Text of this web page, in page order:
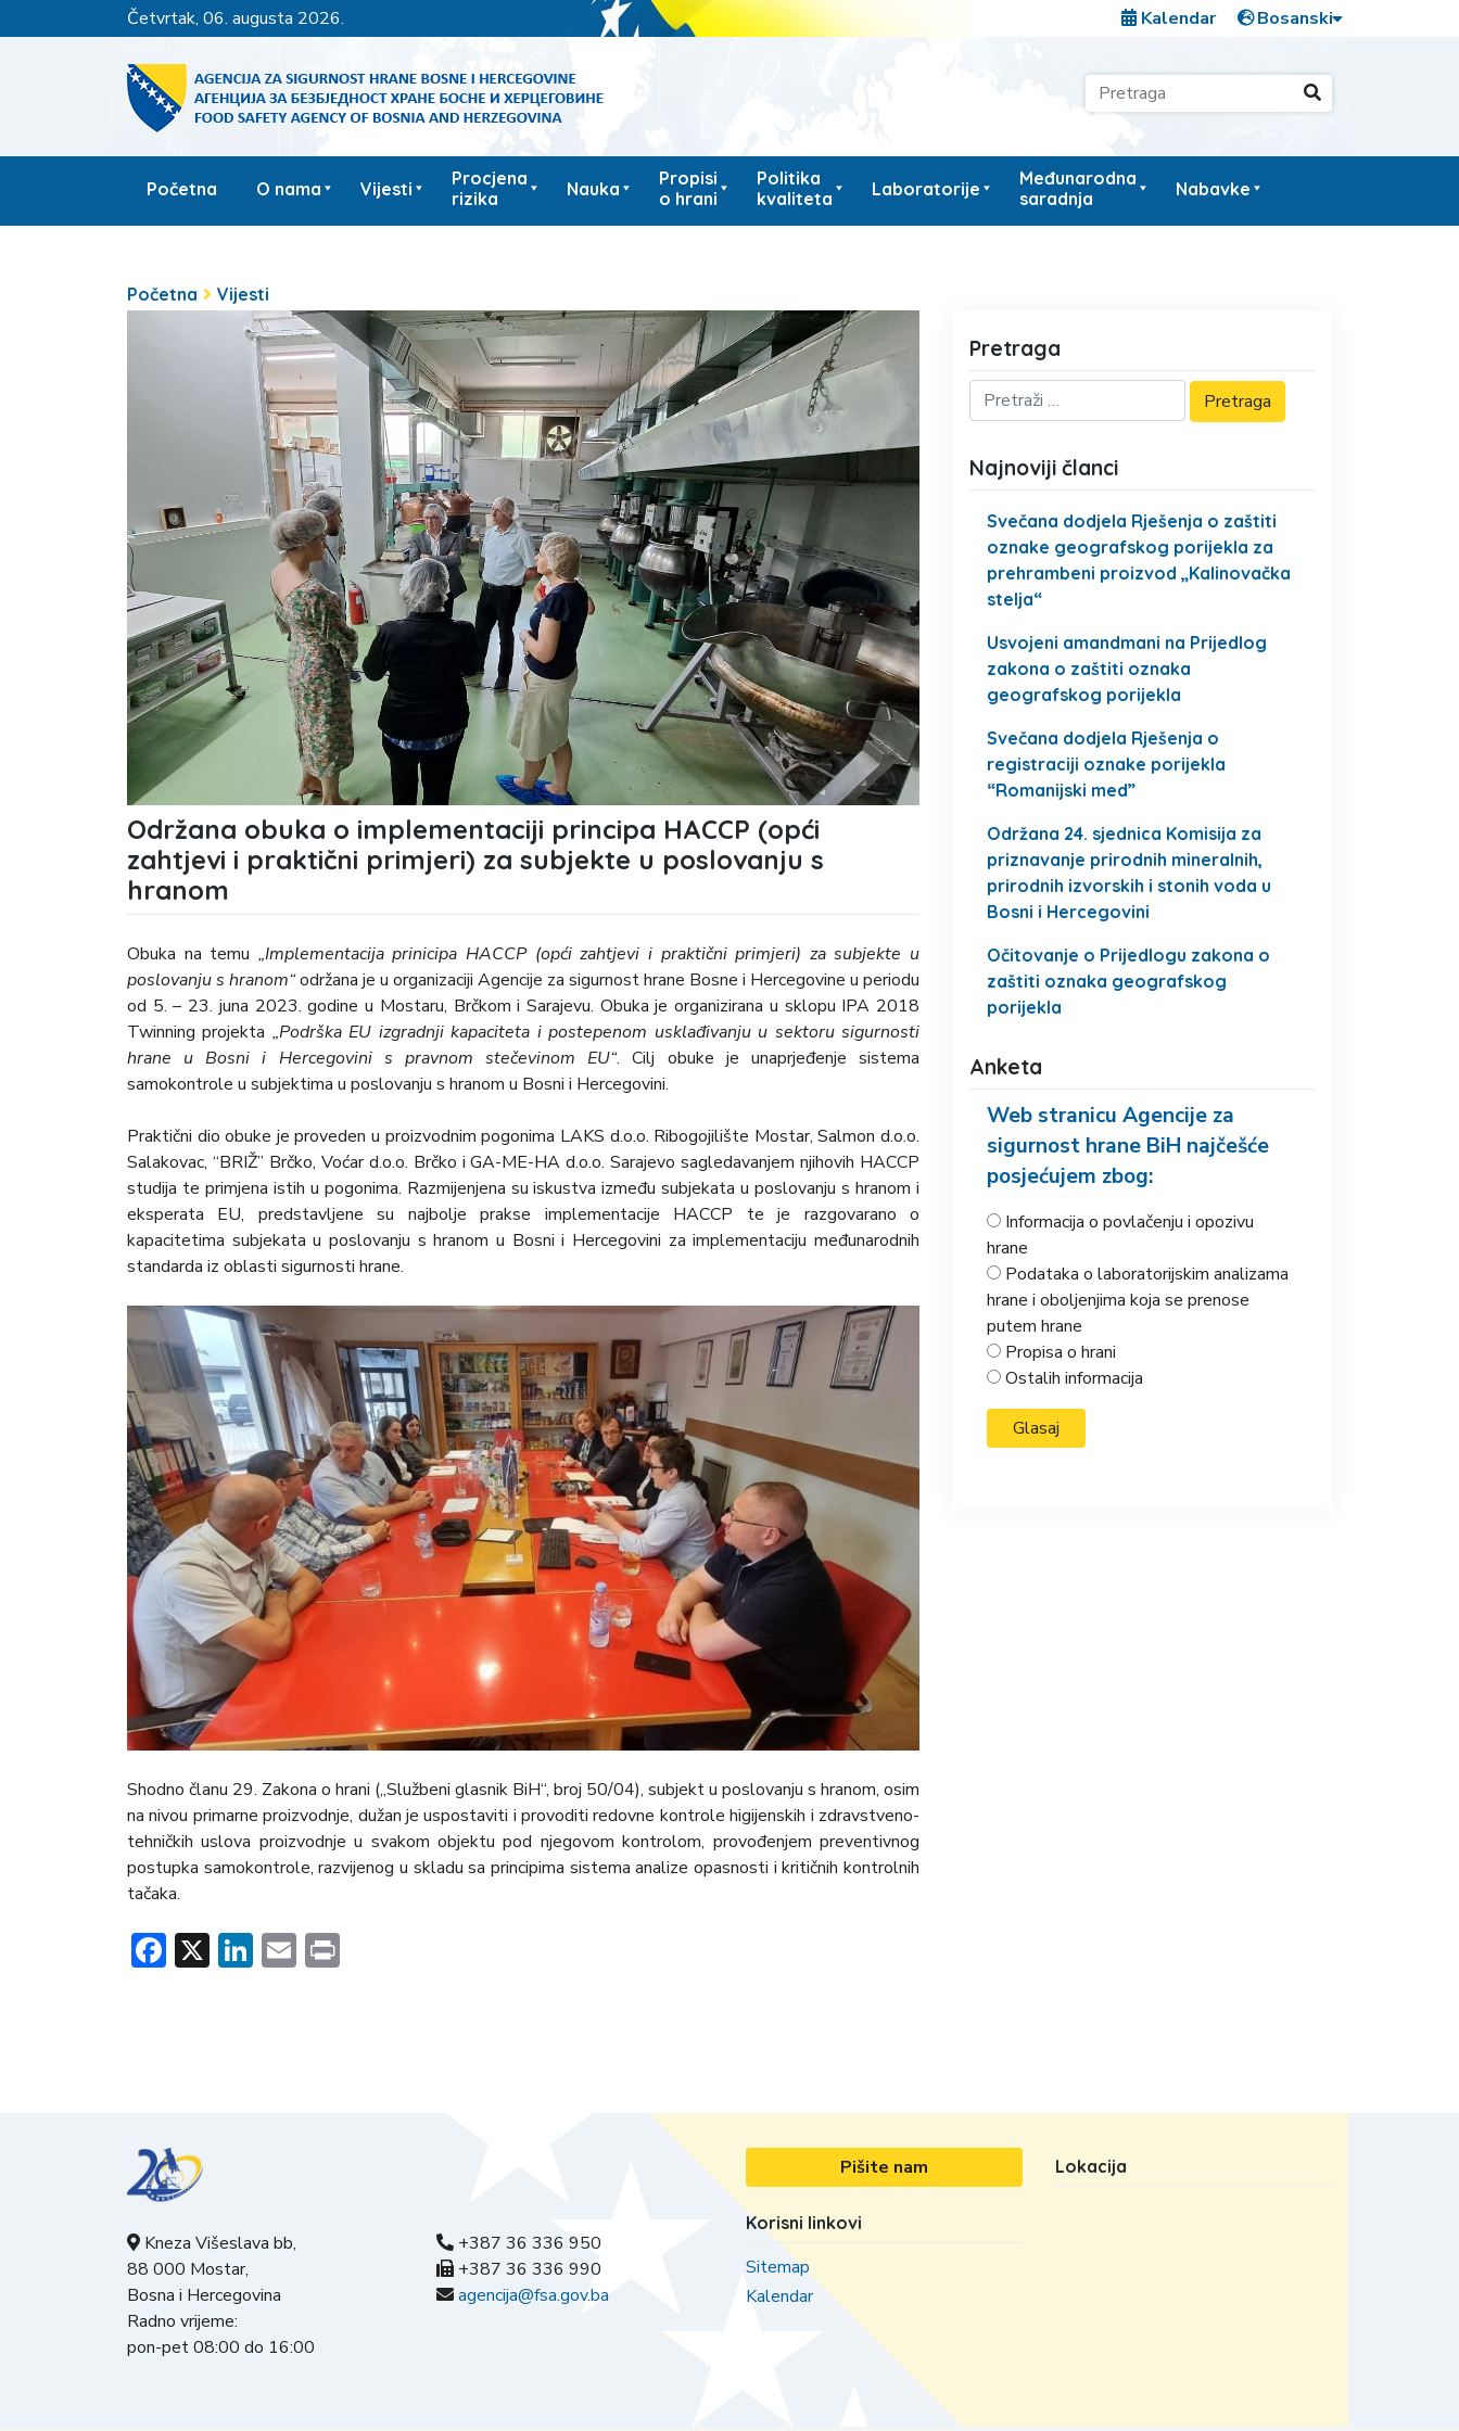
četvrtak, 06. augusta 2026. Kalendar
Početna O nama Vijesti
Procjena
rizika
Nauka
Propisi
o hrani
Politika
kvaliteta
Laboratorije
Međunarodna
saradnja
Nabavke
Početna Vijesti
Održana obuka o implementaciji principa HACCP (opći
zahtjevi i praktični primjeri) za subjekte u poslovanju s
hranom
Obuka na temu „Implementacija prinicipa HACCP (opći zahtjevi i praktični primjeri) za subjekte u
poslovanju s hranom“održana je u organizaciji Agencije za sigurnost hrane Bosne i Hercegovine u periodu
od 5. – 23. juna 2023. godine u Mostaru, Brčkom i Sarajevu. Obuka je organizirana u sklopu IPA 2018
Twinning projekta „Podrška EU izgradnji kapaciteta i postepenom usklađivanju u sektoru sigurnosti
hrane u Bosni i Hercegovini s pravnom stečevinom EU“. Cilj obuke je unaprjeđenje sistema
samokontrole u subjektima u poslovanju s hranom u Bosni i Hercegovini.
Praktični dio obuke je proveden u proizvodnim pogonima LAKS d.o.o. Ribogojilište Mostar, Salmon d.o.o.
Salakovac, “BRIŽ” Brčko, Voćar d.o.o. Brčko i GA-ME-HA d.o.o. Sarajevo sagledavanjem njihovih HACCP
studija te primjena istih u pogonima. Razmijenjena su iskustva između subjekata u poslovanju s hranom i
eksperata EU, predstavljene su najbolje prakse implementacije HACCP te je razgovarano o
kapacitetima subjekata u poslovanju s hranom u Bosni i Hercegovini za implementaciju međunarodnih
standarda iz oblasti sigurnosti hrane.
Shodno članu 29. Zakona o hrani („Službeni glasnik BiH“, broj 50/04), subjekt u poslovanju s hranom, osim
na nivou primarne proizvodnje, dužan je uspostaviti i provoditi redovne kontrole higijenskih i zdravstveno-
tehničkih uslova proizvodnje u svakom objektu pod njegovom kontrolom, provođenjem preventivnog
postupka samokontrole, razvijenog u skladu sa principima sistema analize opasnosti i kritičnih kontrolnih
tačaka.
Facebook
X LinkedIn
Email
Pretraga
Najnoviji članci
Svečana dodjela Rješenja o zaštiti
oznake geografskog porijekla za
prehrambeni proizvod „Kalinovačka
stelja“
Usvojeni amandmani na Prijedlog
zakona o zaštiti oznaka
geografskog porijekla
Svečana dodjela Rješenja o
registraciji oznake porijekla
“Romanijski med”
Održana 24. sjednica Komisija za
priznavanje prirodnih mineralnih,
prirodnih izvorskih i stonih voda u
Bosni i Hercegovini
Očitovanje o Prijedlogu zakona o
zaštiti oznaka geografskog
porijekla
Anketa
Web stranicu Agencije za
sigurnost hrane BiH najčešće
posjećujem zbog:
Informacija o povlačenju i opozivu
hrane
Podataka o laboratorijskim analizama
hrane i oboljenjima koja se prenose
putem hrane
Propisa o hrani
Ostalih informacija
Kneza Višeslava bb,
88 000 Mostar,
Bosna i Hercegovina
Radno vrijeme:
pon-pet 08:00 do 16:00
+387 36 336 950
+387 36 336 990
agencija@fsa.gov.ba
Pišite nam
Korisni linkovi
Sitemap
Kalendar
Lokacija